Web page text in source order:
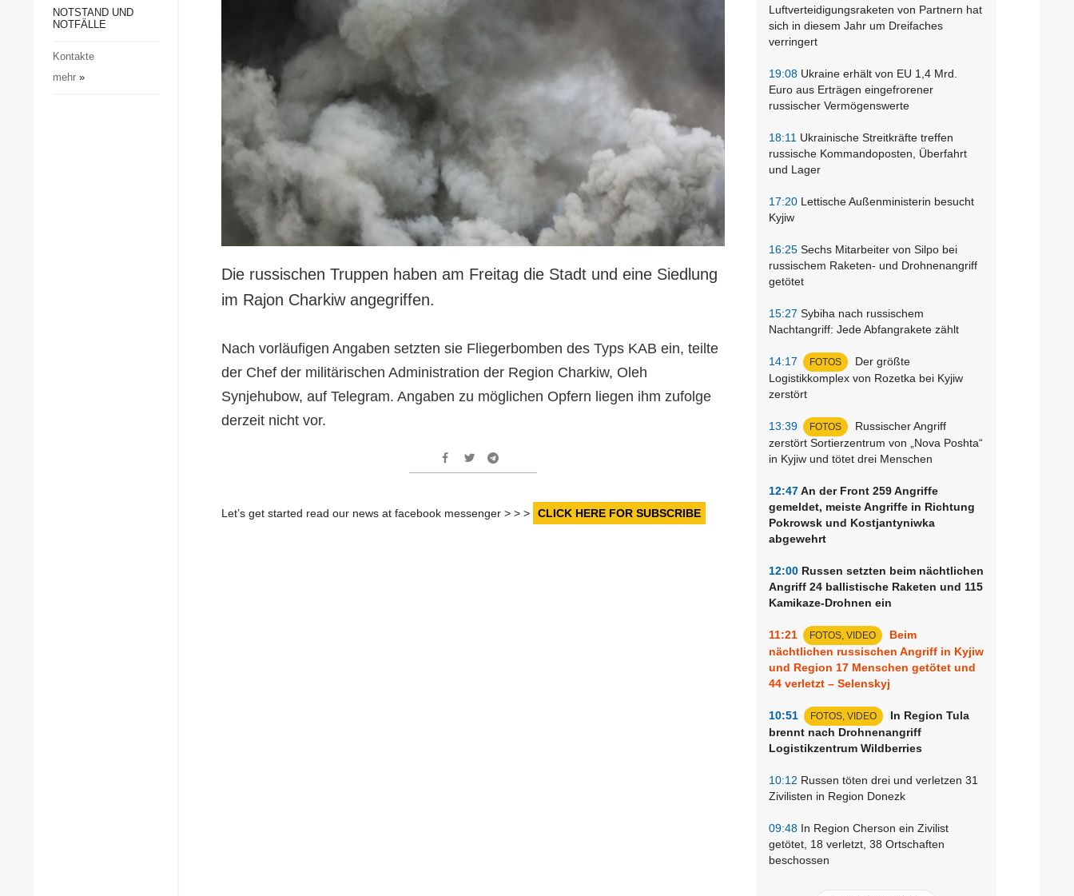
Gesellschaft und Kultur
Notstand und Notfälle
NOTSTAND UND
NOTFÄLLE
Kontakte
mehr»
Luftverteidigungsraketen von Partnern hat
sich in diesem Jahr um Dreifaches
verringert
19:08 Ukraine erhält von EU 1,4 Mrd.
Euro aus Erträgen eingefrorener
russischer Vermögenswerte
18:11 Ukrainische Streitkräfte treffen
russische Kommandoposten, Überfahrt
und Lager
17:20 Lettische Außenministerin besucht
Kyjiw
16:25 Sechs Mitarbeiter von Silpo bei
russischem Raketen- und Drohnenangriff
getötet
15:27 Sybiha nach russischem
Nachtangriff: Jede Abfangrakete zählt
14:17 FOTOS
Der größte
Logistikkomplex von Rozetka bei Kyjiw
zerstört
13:39 FOTOS
Russischer Angriff
zerstört Sortierzentrum von „Nova Poshta“
in Kyjiw und tötet drei Menschen
12:47An der Front 259 Angriffe
gemeldet, meiste Angriffe in Richtung
Pokrowsk und Kostjantyniwka
abgewehrt
12:00 Russen setzten beim nächtlichen
Angriff 24 ballistische Raketen und 115
Kamikaze-Drohnen ein
11:21 FOTOS, VIDEO
Beim
nächtlichen russischen Angriff in Kyjiw
und Region 17 Menschen getötet und
44 verletzt – Selenskyj
10:51 FOTOS, VIDEO
In Region Tula
brennt nach Drohnenangriff
Logistikzentrum Wildberries
10:12 Russen töten drei und verletzen 31
Zivilisten in Region Donezk
09:48 In Region Cherson ein Zivilist
getötet, 18 verletzt, 38 Ortschaften
beschossen
Die russischen Truppen haben am Freitag die Stadt und eine Siedlung
im Rajon Charkiw angegriffen.
Nach vorläufigen Angaben setzten sie Fliegerbomben des Typs KAB ein, teilte
der Chef der militärischen Administration der Region Charkiw, Oleh
Synjehubow, auf Telegram. Angaben zu möglichen Opfern liegen ihm zufolge
derzeit nicht vor.
Let’s get started read our news at facebook messenger > > > CLICK HERE FOR SUBSCRIBE